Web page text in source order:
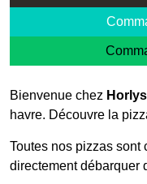
Bienvenue chez
havre. Découvre la
Toutes nos pizzas sont
directement débarquer